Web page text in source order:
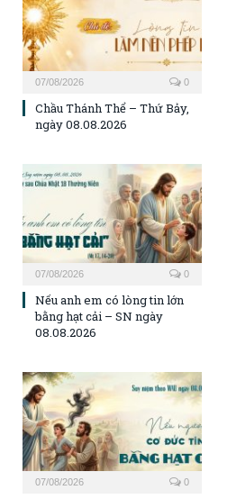
07/08/2026 0
Chầu Thánh Thể – Thứ Bảy,
ngày 08.08.2026
07/08/2026 0
Nếu anh em có lòng tin lớn
bằng hạt cải – SN ngày
08.08.2026
07/08/2026 0